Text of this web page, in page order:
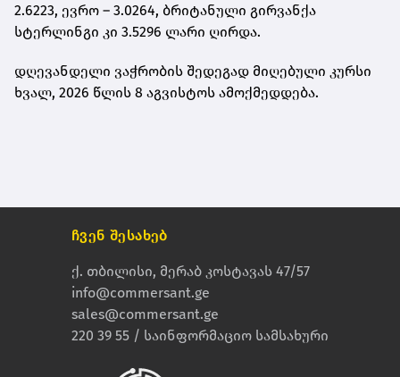
2.6223, ევრო – 3.0264, ბრიტანული გირვანქა
სტერლინგი კი 3.5296 ლარი ღირდა.
დღევანდელი ვაჭრობის შედეგად მიღებული კურსი
ხვალ, 2026 წლის 8 აგვისტოს ამოქმედდება.
ჩვენ შესახებ
ქ. თბილისი, მერაბ კოსტავას 47/57
info@commersant.ge
sales@commersant.ge
220 39 55 / საინფორმაციო სამსახური